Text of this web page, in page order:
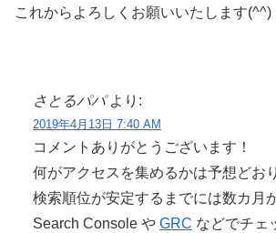
これからよろしくお願いいたします(^^)
さとるパパ より:
2019年4月13日 7:40 AM
コメントありがとうございます！
何がアクセスを集めるかは予想どお
検索順位が安定するまでには数カ月
Search Console や GRC などでチェ